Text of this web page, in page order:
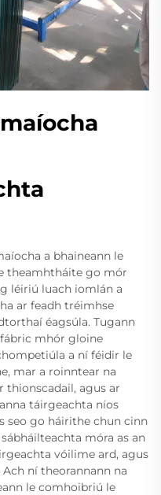
a bhaineann le
theamhtháite go mór
léiriú luach iomlán a
ar feadh tréimhse
éagsúla. Tugann
mhór gloine
a ní féidir le
mar a roinntear na
thionscadail, agus ar
táirgeachta níos
seo go háirithe chun cinn
móra as an
vóilime ard, agus
ní theorannann na
le comhoibriú le